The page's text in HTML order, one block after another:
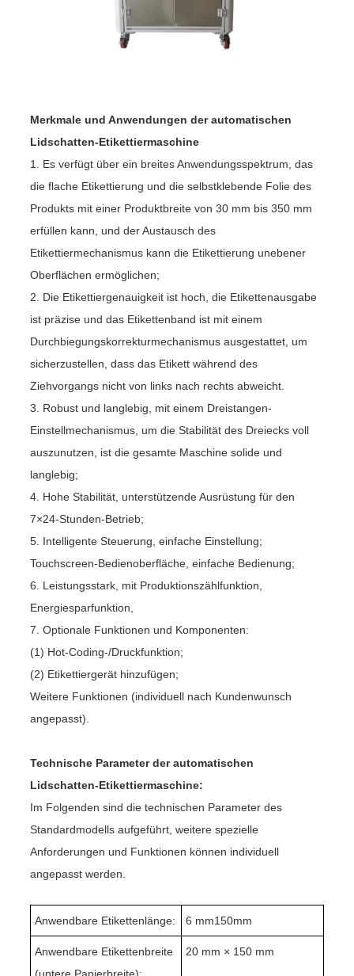
Merkmale und Anwendungen der automatischen
Lidschatten-Etikettiermaschine
1. Es verfügt über ein breites Anwendungsspektrum, das
die flache Etikettierung und die selbstklebende Folie des
Produkts mit einer Produktbreite von 30 mm bis 350 mm
erfüllen kann, und der Austausch des
Etikettiermechanismus kann die Etikettierung unebener
Oberflächen ermöglichen;
2. Die Etikettiergenauigkeit ist hoch, die Etikettenausgabe
ist präzise und das Etikettenband ist mit einem
Durchbiegungskorrekturmechanismus ausgestattet, um
sicherzustellen, dass das Etikett während des
Ziehvorgangs nicht von links nach rechts abweicht.
3. Robust und langlebig, mit einem Dreistangen-
Einstellmechanismus, um die Stabilität des Dreiecks voll
auszunutzen, ist die gesamte Maschine solide und
langlebig;
4. Hohe Stabilität, unterstützende Ausrüstung für den
7×24-Stunden-Betrieb;
5. Intelligente Steuerung, einfache Einstellung;
Touchscreen-Bedienoberfläche, einfache Bedienung;
6. Leistungsstark, mit Produktionszählfunktion,
Energiesparfunktion,
7. Optionale Funktionen und Komponenten:
(1) Hot-Coding-/Druckfunktion;
(2) Etikettiergerät hinzufügen;
Weitere Funktionen (individuell nach Kundenwunsch
angepasst).
Technische Parameter der automatischen
Lidschatten-Etikettiermaschine:
Im Folgenden sind die technischen Parameter des
Standardmodells aufgeführt, weitere spezielle
Anforderungen und Funktionen können individuell
angepasst werden.
Anwendbare Etikettenlänge: 6 mm150mm
Anwendbare Etikettenbreite
20 mm × 150 mm